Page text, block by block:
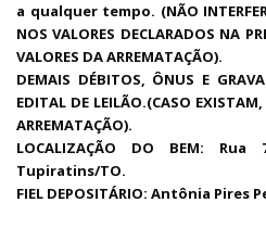
a qualquer tempo. (NÃO
NOS VALORES DECLARADOS NA
VALORES DA ARREMATAÇÃO).
DEMAIS DÉBITOS, ÔNUS E
EDITAL DE LEILÃO.(CASO
ARREMATAÇÃO).
LOCALIZAÇÃO DO BEM:
Tupiratins/TO.
FIEL DEPOSITÁRIO: Antônia Pires